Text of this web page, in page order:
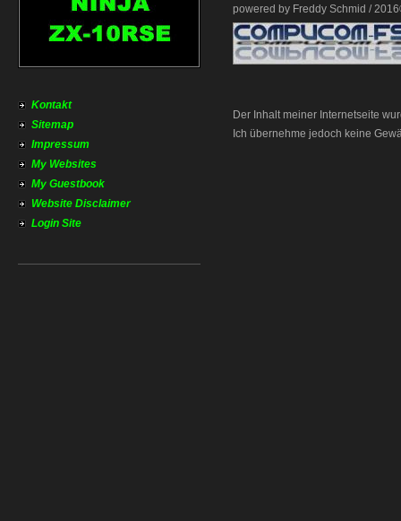
Kontakt
Sitemap
Impressum
My Websites
My Guestbook
Website Disclaimer
Login Site
powered by Freddy Schmid /
Der Inhalt meiner Internetseite
Ich übernehme jedoch keine